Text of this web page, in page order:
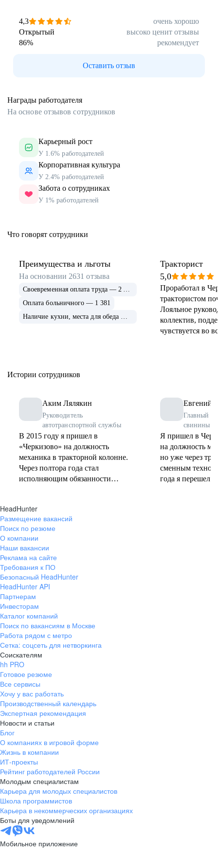
4,3
очень хорошо
Открытый
высоко ценит отзывы
86% рекомендует
Оставить отзыв
Награды работодателя
На основе отзывов сотрудников
Карьерный рост
У 1.6% работодателей
Корпоративная культура
У 2.4% работодателей
Забота о сотрудниках
У 1% работодателей
Что говорят сотрудники
Преимущества и льготы
На основании 2631 отзыва
Своевременная оплата труда — 2 026
Оплата больничного — 1 381
Наличие кухни, места для обеда — 1 222
Тракторист
5,0
Проработал в
трактористом
Лояльное
коллектив,
чувствуется во
Истории сотрудников
Аким Лялякин
Руководитель
автотранспортной службы
В 2015 году я пришел в
«Черкизово» на должность
механика в тракторной колонне.
Через полтора года стал
исполняющим обязанности
затем стал начальником. Моя
следующая должность – начальник
отдела эксплуатации в
автотранспортной службе. Четыре
месяца назад меня перевели на
должность руководителя АТС. В
«Черкизово» мне нравится, что
здесь можно развиваться,
пробовать себя в разных ролях и
задачах, ежедневно проверять
личные качества: продуктивность,
ответственность,
добросовестность. Компания
также дает возможности для
развития. На данный момент я
«Профлидер». В процессе
обучения пришлось
проанализировать не только свои
лидерские качества, но и провести
анализ проделанной работы на
процессе коучинга делался на
умении правильно делегировать,
быстро решать поставленные
задачи, мыслить на перспективу,
развивать себя и свой коллектив.
Все это очень нужно мне в новой,
руководящей должности.
Евгений
Главный
свинины
Я пришел в
на должность
но уже через три
сменным
года я перешел
HeadHunter
Размещение вакансий
Поиск по резюме
О компании
Наши вакансии
Реклама на сайте
Требования к ПО
Безопасный HeadHunter
HeadHunter API
Партнерам
Инвесторам
Каталог компаний
Поиск по вакансиям в Москве
Работа рядом с метро
Сетка: соцсеть для нетворкинга
Соискателям
hh PRO
Готовое резюме
Все сервисы
Хочу у вас работать
Производственный календарь
Экспертная рекомендация
Новости и статьи
Блог
О компаниях в игровой форме
Жизнь в компании
ИТ-проекты
Рейтинг работодателей России
Молодым специалистам
Карьера для молодых специалистов
Школа программистов
Карьера в некоммерческих организациях
Боты для уведомлений
Мобильное приложение